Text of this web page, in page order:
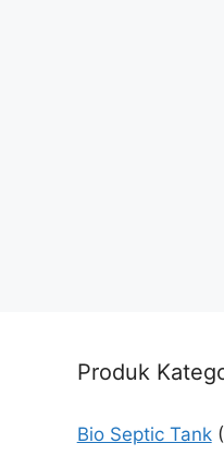
Produk
Bio Septic Tank